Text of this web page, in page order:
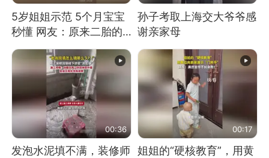
5岁姐姐示范 5个月宝宝
秒懂 网友：原来二胎的
快乐长这样
孙子考取上海交大爷爷感
谢亲家母
00:36
发泡水泥填不满，装修师
00:17
姐姐的“硬核教育”，用黄